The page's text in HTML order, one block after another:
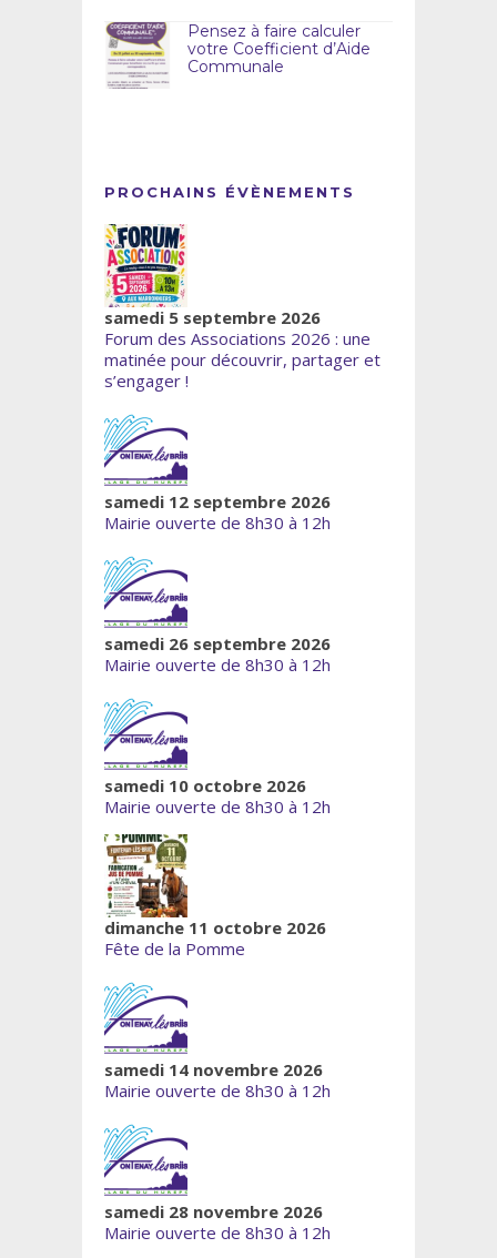
Pensez à faire calculer
votre Coefficient d’Aide
Communale
PROCHAINS ÉVÈNEMENTS
samedi 5 septembre 2026
Forum des Associations 2026 : une
matinée pour découvrir, partager et
s’engager !
samedi 12 septembre 2026
Mairie ouverte de 8h30 à 12h
samedi 26 septembre 2026
Mairie ouverte de 8h30 à 12h
samedi 10 octobre 2026
Mairie ouverte de 8h30 à 12h
dimanche 11 octobre 2026
Fête de la Pomme
samedi 14 novembre 2026
Mairie ouverte de 8h30 à 12h
samedi 28 novembre 2026
Mairie ouverte de 8h30 à 12h